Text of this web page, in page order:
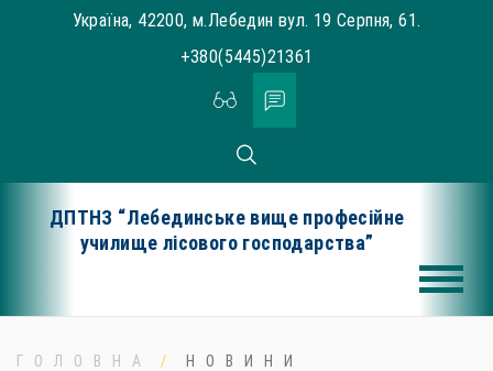
Україна, 42200, м.Лебедин вул. 19 Серпня, 61.
+380(5445)21361
ДПТНЗ “Лебединське вище професійне
училище лісового господарства”
ГОЛОВНА НОВИНИ